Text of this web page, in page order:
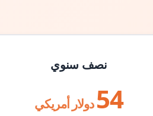
نصف سنوي
54 دولار أمريكي